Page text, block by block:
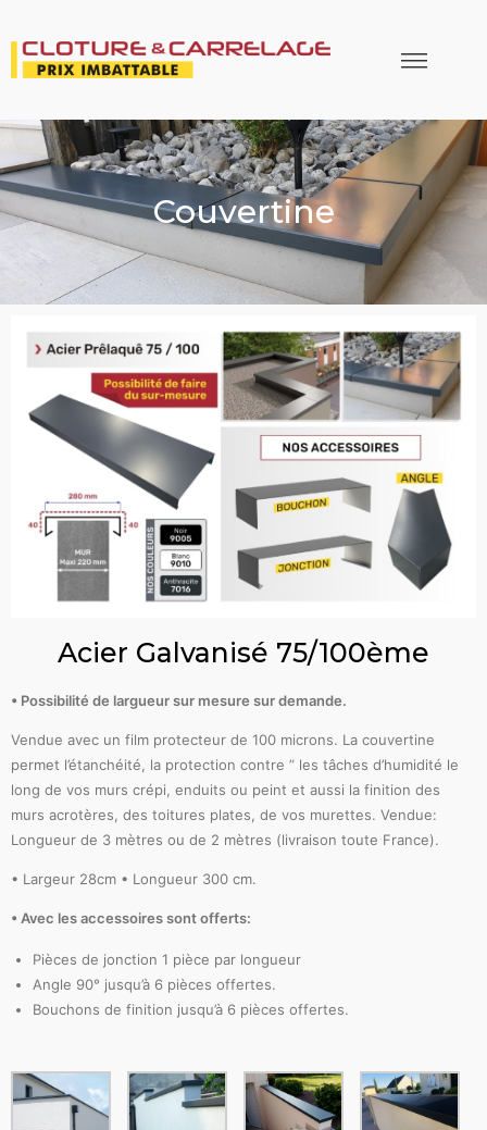
Couvertine
Acier Galvanisé 75/100ème
• Possibilité de largueur sur mesure sur demande.
Vendue avec un film protecteur de 100 microns. La couvertine
permet l’étanchéité, la protection contre ” les tâches d’humidité le
long de vos murs crépi, enduits ou peint et aussi la finition des
murs acrotères, des toitures plates, de vos murettes. Vendue:
Longueur de 3 mètres ou de 2 mètres (livraison toute France).
• Largeur 28cm • Longueur 300 cm.
• Avec les accessoires sont offerts:
Pièces de jonction 1 pièce par longueur
Angle 90° jusqu’à 6 pièces offertes.
Bouchons de finition jusqu’à 6 pièces offertes.